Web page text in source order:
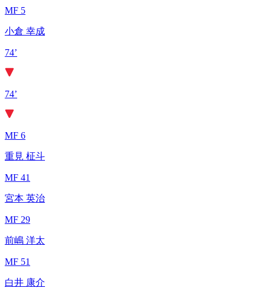
MF 5
小倉 幸成
74’
74’
MF 6
重見 柾斗
MF 41
宮本 英治
MF 29
前嶋 洋太
MF 51
白井 康介